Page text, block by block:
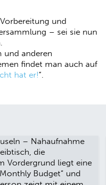
und
– sei sie nun
und anderen
findet man auch auf
hat er!“.